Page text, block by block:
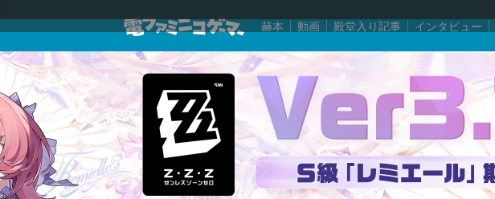
赫本 動画 殿堂入り記事 インタビュー